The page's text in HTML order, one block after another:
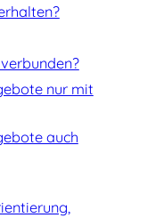
nur mit
auch